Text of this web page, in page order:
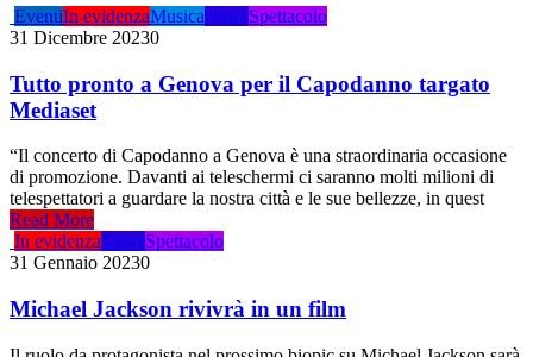
EventiIn evidenzaMusicaNewsSpettacolo
31 Dicembre 20230
Tutto pronto a Genova per il Capodanno targato
Mediaset
“Il concerto di Capodanno a Genova è una straordinaria occasione
di promozione. Davanti ai teleschermi ci saranno molti milioni di
telespettatori a guardare la nostra città e le sue bellezze, in quest
Read More
In evidenzaNewsSpettacolo
31 Gennaio 20230
Michael Jackson rivivrà in un film